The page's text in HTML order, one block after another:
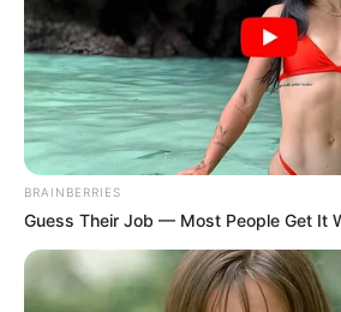
BRAINBERRIES
Guess Their Job — Most People Get It